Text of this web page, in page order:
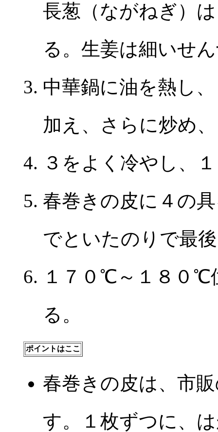
長葱（ながねぎ）
る。生姜は細いせ
中華鍋に油を熱し
加え、さらに炒め
３をよく冷やし、
春巻きの皮に４の
でといたのりで最
１７０℃～１８０℃
る。
ポイントはここ
春巻きの皮は、市
す。１枚ずつに、